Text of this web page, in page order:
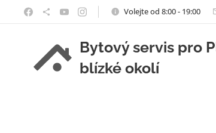
Volejte od 8:00 - 19:00
Bytový servis pro
blízké okolí